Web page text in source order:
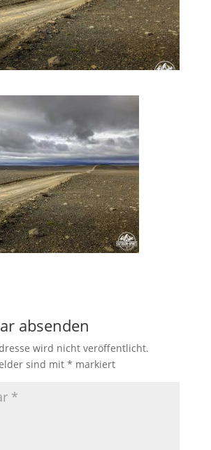
absenden
wird nicht veröffentlicht.
sind mit * markiert